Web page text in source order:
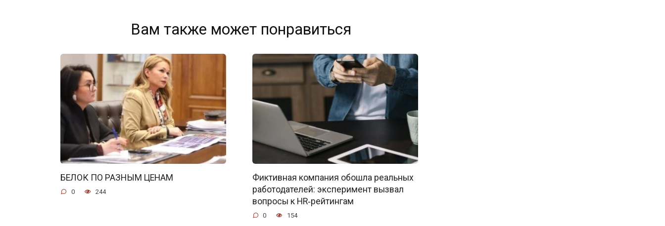
Вам также может понравиться
БЕЛОК ПО РАЗНЫМ ЦЕНАМ
0 244
Фиктивная компания обошла реальных
работодателей: эксперимент вызвал
вопросы к HR‑рейтингам
0 154